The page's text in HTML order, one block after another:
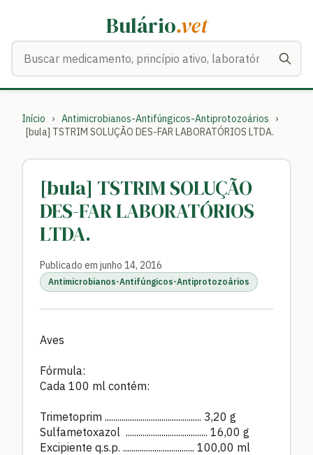
Bulário.vet
Início › Antimicrobianos-Antifúngicos-Antiprotozoários
›
[bula] TSTRIM SOLUÇÃO DES-FAR LABORATÓRIOS LTDA.
[bula] TSTRIM SOLUÇÃO
DES-FAR LABORATÓRIOS
LTDA.
Publicado em junho 14, 2016
Antimicrobianos-Antifúngicos-Antiprotozoários
Aves
Fórmula:
Cada 100 ml contém:
Trimetoprim .............................................. 3,20 g
Sulfametoxazol ....................................... 16,00 g
Excipiente q.s.p. .................................. 100,00 ml